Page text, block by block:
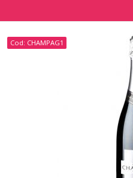
Cod: CHAMPAG1